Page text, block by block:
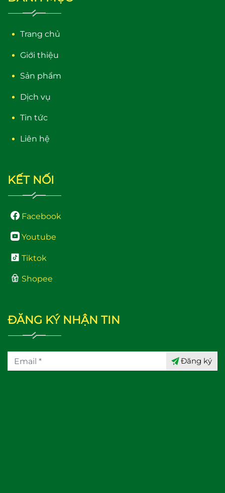
tốt nhất hiện nay
Trang chủ
Giới thiệu
Sản phẩm
Dịch vụ
Tin tức
Liên hệ
KẾT NỐI
Facebook
Youtube
Tiktok
Shopee
ĐĂNG KÝ NHẬN TIN
Đăng ký